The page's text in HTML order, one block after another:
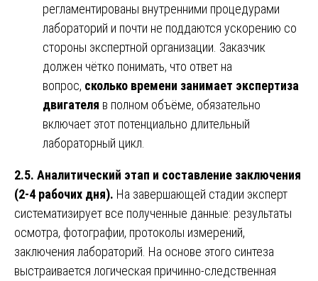
регламентированы внутренними процедурами
лабораторий и почти не поддаются ускорению со
стороны экспертной организации. Заказчик
должен чётко понимать, что ответ на
вопрос, сколько времени занимает экспертиза
двигателя в полном объёме, обязательно
включает этот потенциально длительный
лабораторный цикл.
2.5. Аналитический этап и составление заключения
(2-4 рабочих дня). На завершающей стадии эксперт
систематизирует все полученные данные: результаты
осмотра, фотографии, протоколы измерений,
заключения лабораторий. На основе этого синтеза
выстраивается логическая причинно-следственная